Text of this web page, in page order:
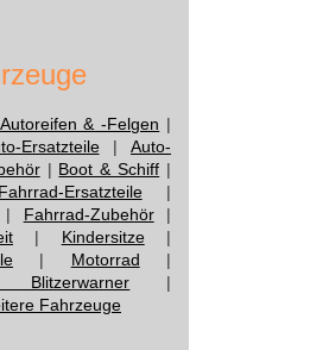
Autoreifen & -Felgen |
Ersatzteile| Auto-
| Boot & Schiff |
Fahrrad-Ersatzteile|
| Fahrrad-Zubehör|
| Kindersitze|
| Motorrad |
|
Fahrzeuge